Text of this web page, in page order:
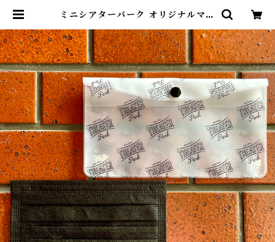
ミニシアターパーク オリジナルマス
shop